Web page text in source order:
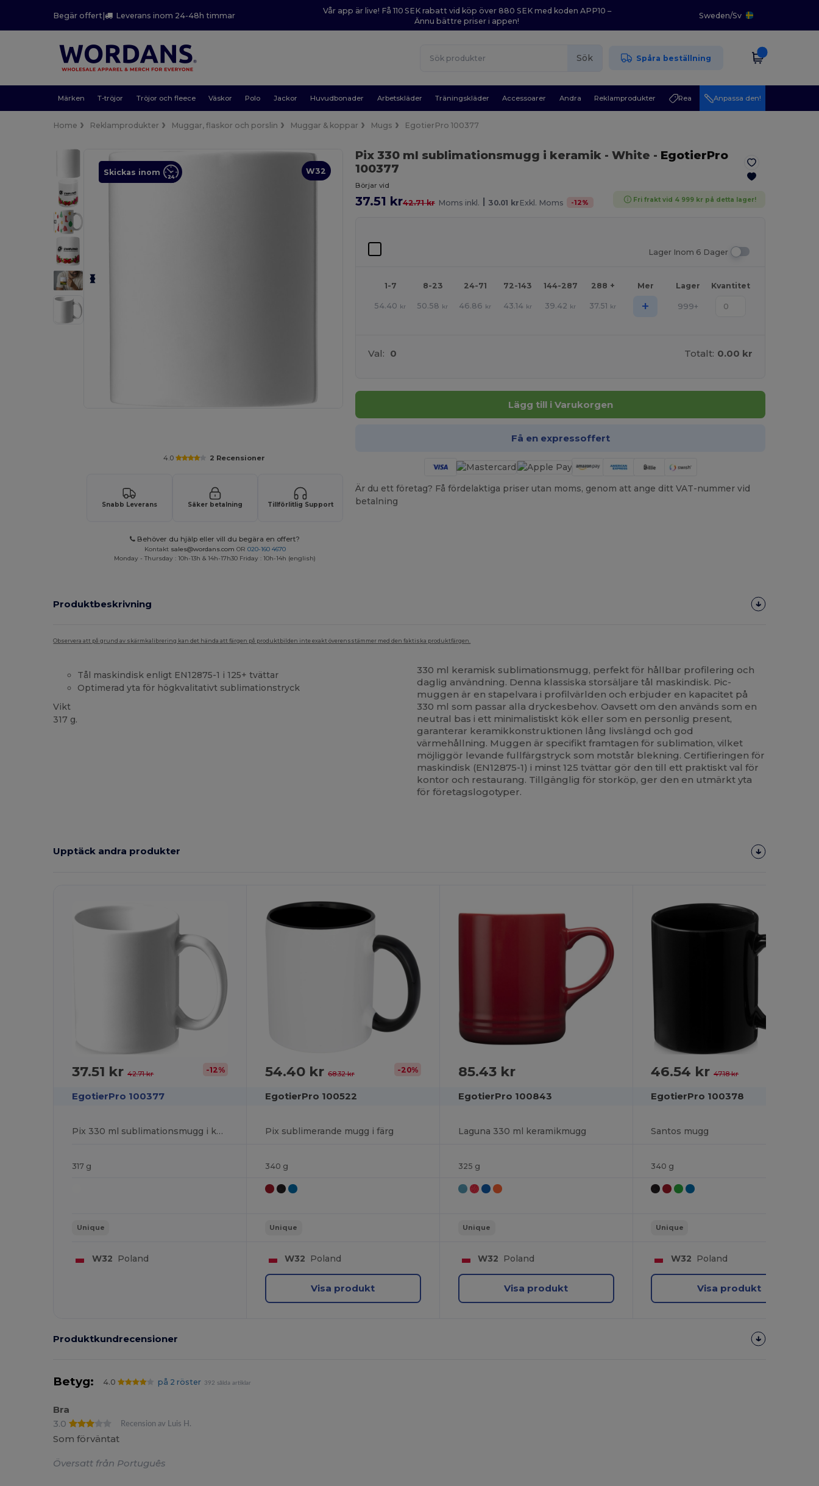
Begär offert| Leverans inom 24-48h timmar
Vår app är live! Få 110 SEK rabatt vid köp över 880 SEK med koden APP10 –
Ännu bättre priser i appen!
Sweden/Sv
Sök Spåra beställning
Märken T-tröjor Tröjor och fleece Väskor Polo Jackor Huvudbonader Arbetskläder Träningskläder Accessoarer Andra Reklamprodukter Rea Anpassa den!
Home Reklamprodukter Muggar, flaskor och porslin Muggar & koppar Mugs EgotierPro 100377
W32
Skickas inom
4.0 2 Recensioner
Snabb Leverans Säker betalning Tillförlitlig Support
Behöver du hjälp eller vill du begära en offert?
Kontakt sales@wordans.com OR 020-160 4670
Monday - Thursday : 10h-13h & 14h-17h30 Friday : 10h-14h (english)
Pix 330 ml sublimationsmugg i keramik - White - EgotierPro
100377
Börjar vid
37.51 kr42.71 kr Moms inkl. | 30.01 kr Exkl. Moms -12% Fri frakt vid 4 999 kr på detta lager!
Lager Inom 6 Dager
1-7 8-23 24-71 72-143 144-287 288 + Mer Lager Kvantitet
54.40 kr 50.58 kr 46.86 kr 43.14 kr 39.42 kr 37.51 kr + 999+
Val: 0 Totalt: 0.00 kr
Lägg till i Varukorgen
Få en expressoffert
Är du ett företag? Få fördelaktiga priser utan moms, genom att ange ditt VAT-nummer vid
betalning
Produktbeskrivning
Observera att på grund av skärmkalibrering kan det hända att färgen på produktbilden inte exakt överensstämmer med den faktiska produktfärgen.
Tål maskindisk enligt EN12875-1 i 125+ tvättar
Optimerad yta för högkvalitativt sublimationstryck
Vikt
317 g.
330 ml keramisk sublimationsmugg, perfekt för hållbar profilering och
daglig användning. Denna klassiska storsäljare tål maskindisk. Pic-
muggen är en stapelvara i profilvärlden och erbjuder en kapacitet på
330 ml som passar alla dryckesbehov. Oavsett om den används som en
neutral bas i ett minimalistiskt kök eller som en personlig present,
garanterar keramikkonstruktionen lång livslängd och god
värmehållning. Muggen är specifikt framtagen för sublimation, vilket
möjliggör levande fullfärgstryck som motstår blekning. Certifieringen för
maskindisk (EN12875-1) i minst 125 tvättar gör den till ett praktiskt val för
kontor och restaurang. Tillgänglig för storköp, ger den en utmärkt yta
för företagslogotyper.
Upptäck andra produkter
Anpassa
37.51 kr42.71 kr -12%
EgotierPro 100377
Pix 330 ml sublimationsmugg i keramik
317 g
Unique
W32 Poland
54.40 kr 68.32 kr -20%
EgotierPro 100522
Pix sublimerande mugg i färg
340 g
Unique
W32 Poland
Visa produkt
85.43 kr
EgotierPro 100843
Laguna 330 ml keramikmugg
325 g
Unique
W32 Poland
Visa produkt
46.54 kr47.18 kr
EgotierPro 100378
Santos mugg
340 g
Unique
W32 Poland
Visa produkt
Produktkundrecensioner
Betyg: 4.0 på 2 röster 392 sålda artiklar
Bra
3.0
Recension av Luis H.
Som förväntat
Översatt från Português